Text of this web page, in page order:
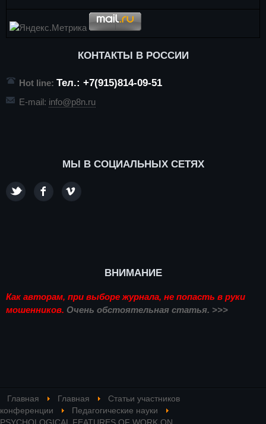
КОНТАКТЫ В РОССИИ
Hot line: Тел.: +7(915)814-09-51
E-mail: info@p8n.ru
МЫ В СОЦИАЛЬНЫХ СЕТЯХ
ВНИМАНИЕ
Как авторам, при выборе журнала, не попасть в руки
мошенников. Очень обстоятельная статья. >>>
Главная Главная
Статьи участников
конференции
Педагогические науки